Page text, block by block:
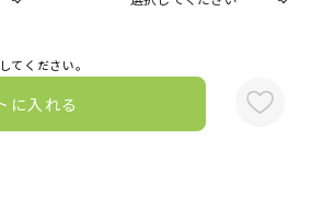
てください。
に入れる